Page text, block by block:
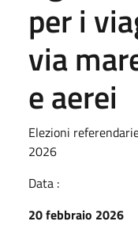
per i
via
e aerei
Elezioni
2026
Data :
20 febbraio 2026